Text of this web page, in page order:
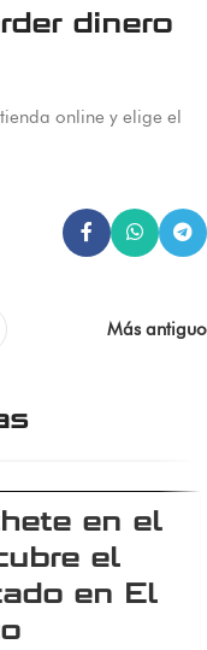
dinero
online y elige el
Más antiguo
en el
el
en El